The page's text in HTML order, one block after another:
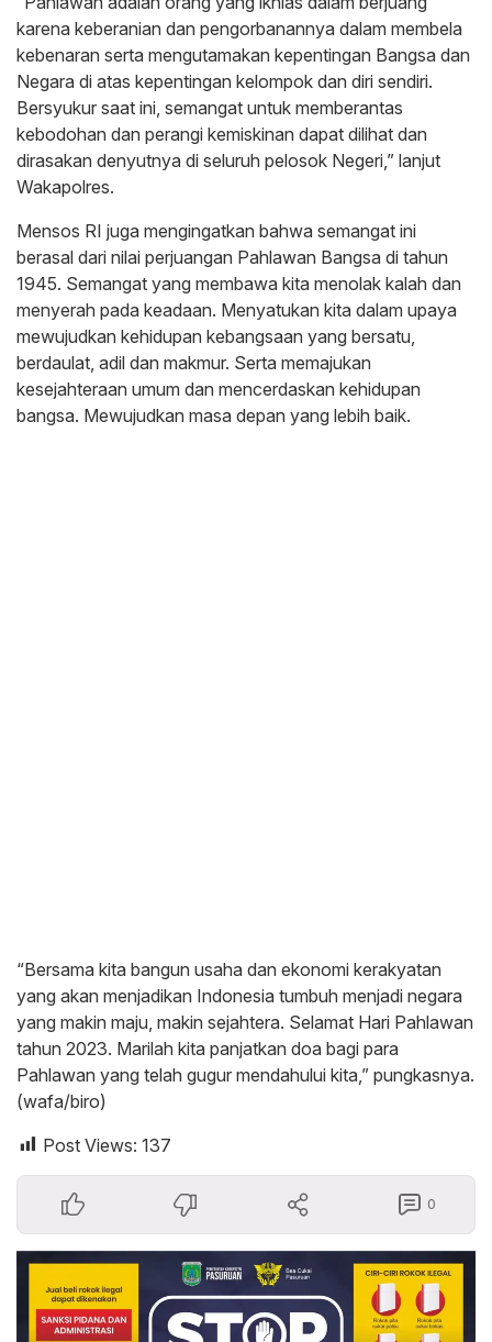
karena keberanian dan pengorbanannya dalam membela
kebenaran serta mengutamakan kepentingan Bangsa dan
Negara di atas kepentingan kelompok dan diri sendiri.
Bersyukur saat ini, semangat untuk memberantas
kebodohan dan perangi kemiskinan dapat dilihat dan
dirasakan denyutnya di seluruh pelosok Negeri,” lanjut
Wakapolres.
Mensos RI juga mengingatkan bahwa semangat ini
berasal dari nilai perjuangan Pahlawan Bangsa di tahun
1945. Semangat yang membawa kita menolak kalah dan
menyerah pada keadaan. Menyatukan kita dalam upaya
mewujudkan kehidupan kebangsaan yang bersatu,
berdaulat, adil dan makmur. Serta memajukan
kesejahteraan umum dan mencerdaskan kehidupan
bangsa. Mewujudkan masa depan yang lebih baik.
“Bersama kita bangun usaha dan ekonomi kerakyatan
yang akan menjadikan Indonesia tumbuh menjadi negara
yang makin maju, makin sejahtera. Selamat Hari Pahlawan
tahun 2023. Marilah kita panjatkan doa bagi para
Pahlawan yang telah gugur mendahului kita,” pungkasnya.
(wafa/biro)
Post Views: 137
0